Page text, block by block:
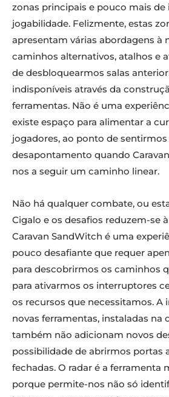
zonas principais e pouco mais de
jogabilidade. Felizmente, estas
apresentam várias abordagens à
caminhos alternativos, atalhos e
de desbloquearmos salas
indisponíveis através da
ferramentas. Não é uma
existe espaço para alimentar a
jogadores, ao ponto de
desapontamento quando
nos a seguir um caminho linear.
Não há qualquer combate, ou
Cigalo e os desafios reduzem-se
Caravan SandWitch é uma
pouco desafiante que requer
para descobrirmos os caminhos
para ativarmos os interruptores
os recursos que necessitamos. A
novas ferramentas, instaladas na
também não adicionam novos
possibilidade de abrirmos portas
fechadas. O radar é a ferramenta
porque permite-nos não só